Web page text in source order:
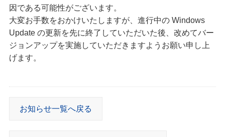
因である可能性がございます。
大変お手数をおかけいたしますが、進行中の Windows
Update の更新を先に終了していただいた後、改めてバー
ジョンアップを実施していただきますようお願い申し上
げます。
お知らせ一覧へ戻る